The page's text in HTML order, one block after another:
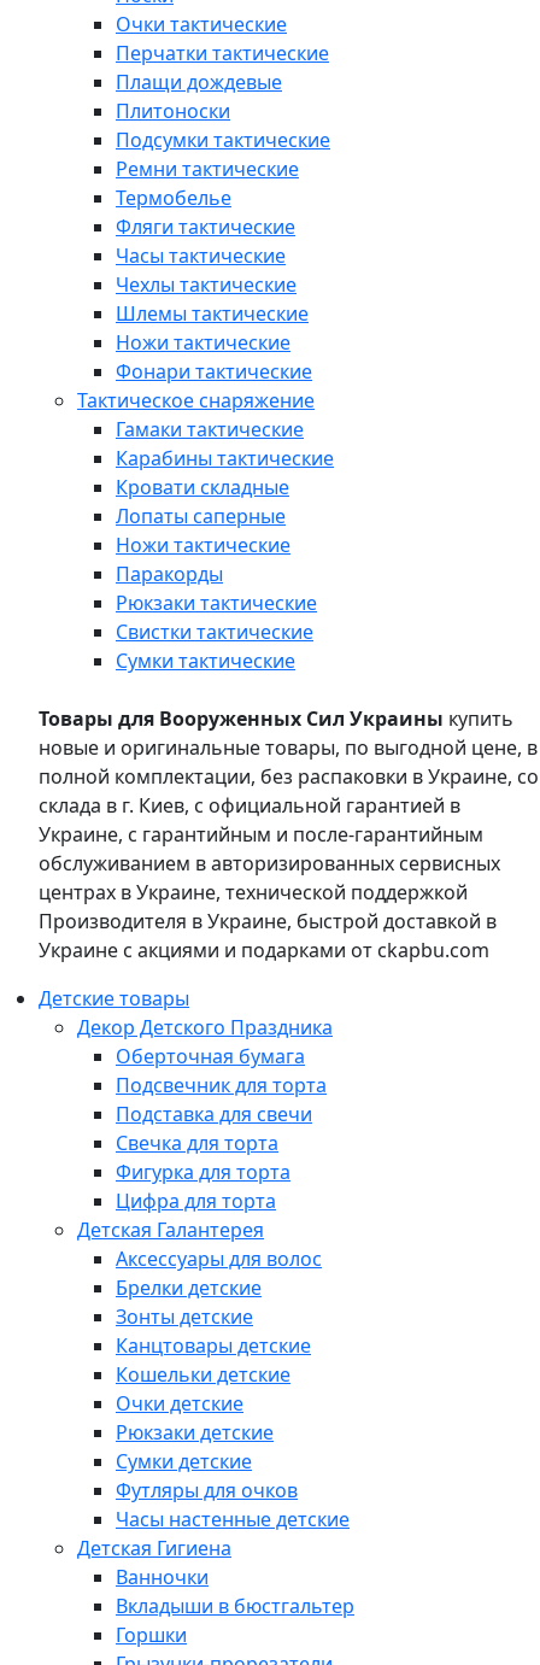
Очки тактические
Перчатки тактические
Плащи дождевые
Плитоноски
Подсумки тактические
Ремни тактические
Термобелье
Фляги тактические
Часы тактические
Чехлы тактические
Шлемы тактические
Ножи тактические
Фонари тактические
Тактическое снаряжение
Гамаки тактические
Карабины тактические
Кровати складные
Лопаты саперные
Ножи тактические
Паракорды
Рюкзаки тактические
Свистки тактические
Сумки тактические
Товары для Вооруженных Сил Украины купить
новые и оригинальные товары, по выгодной цене, в
полной комплектации, без распаковки в Украине, со
склада в г. Киев, с официальной гарантией в
Украине, с гарантийным и после-гарантийным
обслуживанием в авторизированных сервисных
центрах в Украине, технической поддержкой
Производителя в Украине, быстрой доставкой в
Украине с акциями и подарками от ckapbu.com
Детские товары
Декор Детского Праздника
Оберточная бумага
Подсвечник для торта
Подставка для свечи
Свечка для торта
Фигурка для торта
Цифра для торта
Детская Галантерея
Аксессуары для волос
Брелки детские
Зонты детские
Канцтовары детские
Кошельки детские
Очки детские
Рюкзаки детские
Сумки детские
Футляры для очков
Часы настенные детские
Детская Гигиена
Ванночки
Вкладыши в бюстгальтер
Горшки